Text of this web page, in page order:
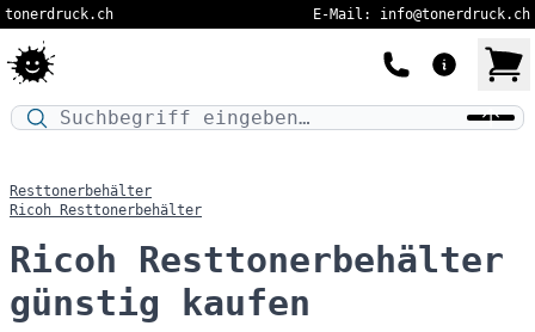
tonerdruck.ch E-Mail: info@tonerdruck.ch
Druckermodell oder Produktnamen eingeben…
Resttonerbehälter
Ricoh Resttonerbehälter
Ricoh Resttonerbehälter
günstig kaufen